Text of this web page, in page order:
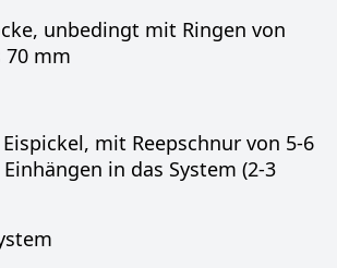
unbedingt mit Ringen von
70 mm
mit Reepschnur von 5-6
in das System (2-3